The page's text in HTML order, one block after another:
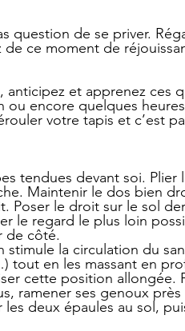
question de se priver.
ce moment de
et apprenez ces
ou encore quelques
votre tapis et c’est
tendues devant soi.
Maintenir le dos bien
Poser le droit sur le sol
le regard le plus loin
de côté.
stimule la circulation du
tout en les massant en
cette position allongée.
ramener ses genoux
les deux épaules au sol,